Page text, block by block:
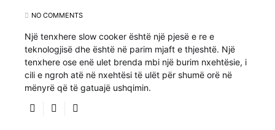
NO COMMENTS
Një tenxhere slow cooker është një pjesë e re e
teknologjisë dhe është në parim mjaft e thjeshtë. Një
tenxhere ose enë ulet brenda mbi një burim nxehtësie, i
cili e ngroh atë në nxehtësi të ulët për shumë orë në
mënyrë që të gatuajë ushqimin.